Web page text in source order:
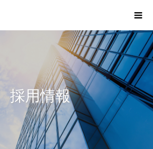
採用情報